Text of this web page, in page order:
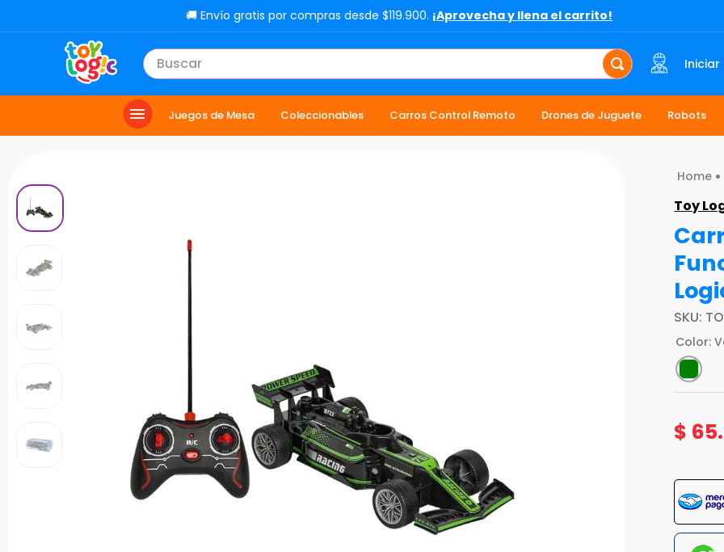
🚚 Envío gratis por compras desde $119.900. ¡Aprovecha y llena el carrito!
Buscar Iniciar
Juegos de Mesa Coleccionables Carros Control Remoto Drones de Juguete Robots
Toy
SKU:
Color:
$ 65.
TÉRMINOS MÁS BUSCADOS
lol
minix figuras